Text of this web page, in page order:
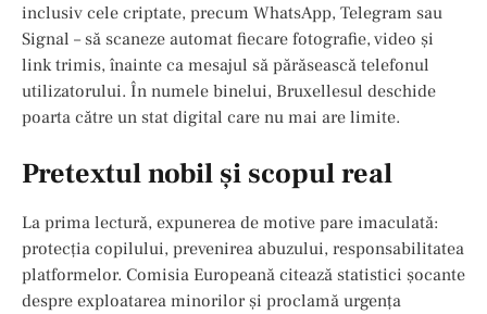
inclusiv cele criptate, precum WhatsApp, Telegram sau
Signal – să scaneze automat fiecare fotografie, video și
link trimis, înainte ca mesajul să părăsească telefonul
utilizatorului. În numele binelui, Bruxellesul deschide
poarta către un stat digital care nu mai are limite.
Pretextul nobil și scopul real
La prima lectură, expunerea de motive pare imaculată:
protecția copilului, prevenirea abuzului, responsabilitatea
platformelor. Comisia Europeană citează statistici șocante
despre exploatarea minorilor și proclamă urgența